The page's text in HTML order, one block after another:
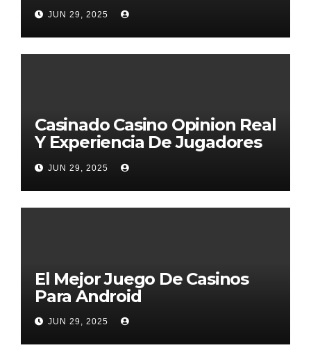
JUN 29, 2025
Casinado Casino Opinion Real
Y Experiencia De Jugadores
2026
JUN 29, 2025
El Mejor Juego De Casinos
Para Android
JUN 29, 2025